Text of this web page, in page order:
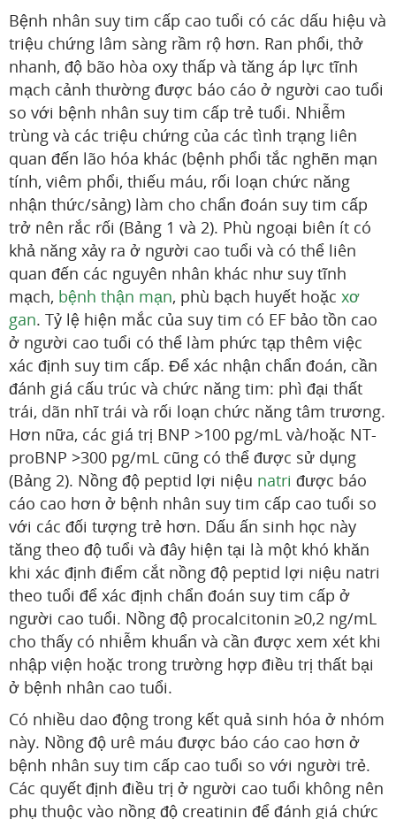
Bệnh nhân suy tim cấp cao tuổi có các dấu hiệu và
triệu chứng lâm sàng rầm rộ hơn. Ran phổi, thở
nhanh, độ bão hòa oxy thấp và tăng áp lực tĩnh
mạch cảnh thường được báo cáo ở người cao tuổi
so với bệnh nhân suy tim cấp trẻ tuổi. Nhiễm
trùng và các triệu chứng của các tình trạng liên
quan đến lão hóa khác (bệnh phổi tắc nghẽn mạn
tính, viêm phổi, thiếu máu, rối loạn chức năng
nhận thức/sảng) làm cho chẩn đoán suy tim cấp
trở nên rắc rối (Bảng 1 và 2). Phù ngoại biên ít có
khả năng xảy ra ở người cao tuổi và có thể liên
quan đến các nguyên nhân khác như suy tĩnh
mạch, bệnh thận mạn, phù bạch huyết hoặc xơ
gan. Tỷ lệ hiện mắc của suy tim có EF bảo tồn cao
ở người cao tuổi có thể làm phức tạp thêm việc
xác định suy tim cấp. Để xác nhận chẩn đoán, cần
đánh giá cấu trúc và chức năng tim: phì đại thất
trái, dãn nhĩ trái và rối loạn chức năng tâm trương.
Hơn nữa, các giá trị BNP >100 pg/mL và/hoặc NT-
proBNP >300 pg/mL cũng có thể được sử dụng
(Bảng 2). Nồng độ peptid lợi niệu natri được báo
cáo cao hơn ở bệnh nhân suy tim cấp cao tuổi so
với các đối tượng trẻ hơn. Dấu ấn sinh học này
tăng theo độ tuổi và đây hiện tại là một khó khăn
khi xác định điểm cắt nồng độ peptid lợi niệu natri
theo tuổi để xác định chẩn đoán suy tim cấp ở
người cao tuổi. Nồng độ procalcitonin ≥0,2 ng/mL
cho thấy có nhiễm khuẩn và cần được xem xét khi
nhập viện hoặc trong trường hợp điều trị thất bại
ở bệnh nhân cao tuổi.
Có nhiều dao động trong kết quả sinh hóa ở nhóm
này. Nồng độ urê máu được báo cáo cao hơn ở
bệnh nhân suy tim cấp cao tuổi so với người trẻ.
Các quyết định điều trị ở người cao tuổi không nên
phụ thuộc vào nồng độ creatinin để đánh giá chức